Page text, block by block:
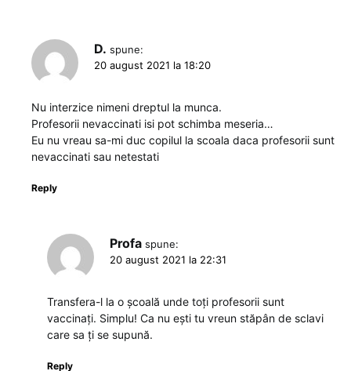
D. spune:
20 august 2021 la 18:20
Nu interzice nimeni dreptul la munca.
Profesorii nevaccinati isi pot schimba meseria…
Eu nu vreau sa-mi duc copilul la scoala daca profesorii sunt
nevaccinati sau netestati
Reply
Profa spune:
20 august 2021 la 22:31
Transfera-l la o școală unde toți profesorii sunt
vaccinați. Simplu! Ca nu ești tu vreun stăpân de sclavi
care sa ți se supună.
Reply